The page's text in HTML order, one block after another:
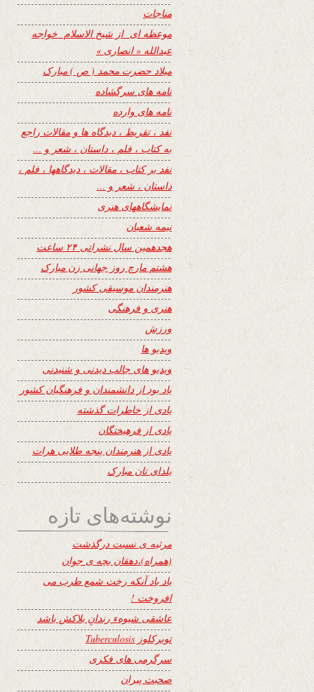
مناجات
موعظه ای از شیخ الاسلام خواجه
عبدالله « انصاری »
میلاد حضرت محمد ( ص ) مبارک
نامه های سرگشاده
نامه های وارده
نفد ، تقریظ ، دیدگاه ها و مقالات راجع
به کتاب ، فلم ، داستان ، شعر و …
نفد بر کتاب ، مقالات ، دیدگاهها ، فلم ،
داستان ، شعر و …
نمایشگاههای هنری
نیمه شعبان
هجدهمین سال نشراتی ۲۴ ساعت
هشتم مارچ روز جهانی زن مبارک
هنرمندان موسیقی کشور
هنری و فرهنگی
ورزش
ویدیو ها
ویدیو های جالب دیدنی و شنیدنی
یاد بود از دانشمندان و فرهنگیان کشور
یادی از خاطرات گذشته
یادی از فرهیختگان
یادی از هنرمندان پنجه طلایی هرات
یلدای تان مبارک
نوشته‌های تازه
مرثیه ی نسبت درگذشت
(همراه)،دهقان بچه ی جوان
یاد باد آنکه رخت شمع طرب می
افروخت !
عاشقی شیوهء رندانِ بلاکش باشد
توبرکلوز Tuberculosis
سرگرمی های فکری
صحبت پیران